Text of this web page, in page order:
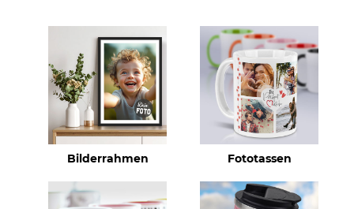
Bilderrahmen Fototassen